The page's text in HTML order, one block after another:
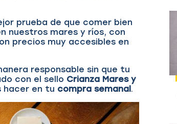
prueba de que comer bien
nuestros mares y ríos, con
precios muy accesibles en
responsable sin que tu
con el sello Crianza Mares y
hacer en tu compra semanal.